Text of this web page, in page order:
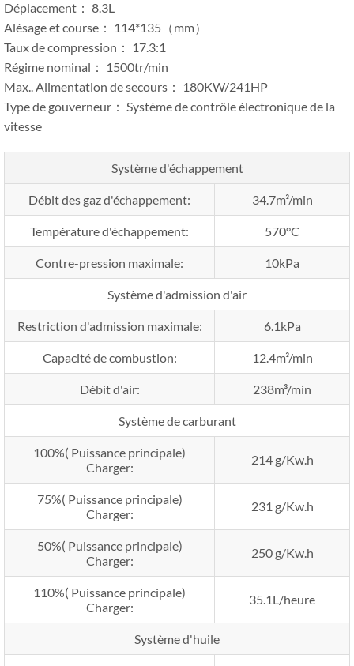
Déplacement： 8.3L
Alésage et course： 114*135（mm）
Taux de compression： 17.3:1
Régime nominal： 1500tr/min
Max.. Alimentation de secours： 180KW/241HP
Type de gouverneur： Système de contrôle électronique de la
vitesse
Système d'échappement
Débit des gaz d'échappement: 34.7m³/min
Température d'échappement: 570°C
Contre-pression maximale: 10kPa
Système d'admission d'air
Restriction d'admission maximale: 6.1kPa
Capacité de combustion: 12.4m³/min
Débit d'air: 238m³/min
Système de carburant
100%( Puissance principale)
Charger:
214 g/Kw.h
75%( Puissance principale)
Charger:
231 g/Kw.h
50%( Puissance principale)
Charger:
250 g/Kw.h
110%( Puissance principale)
Charger:
35.1L/heure
Système d'huile